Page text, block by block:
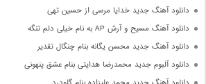
دانلود آهنگ جدید خدایا مرسی از حسین تهی
دانلود آهنگ مسیح و آرش AP به نام خیلی دلم تنگه
دانلود آهنگ جدید محسن یگانه بنام چنگال تقدیر
دانلود آلبوم جدید محمدرضا هدایتی بنام عشق پنهونی